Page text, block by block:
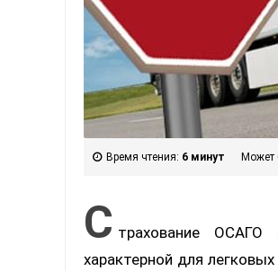
Время чтения: 6 минут Может
С трахование ОСАГО
характерной для